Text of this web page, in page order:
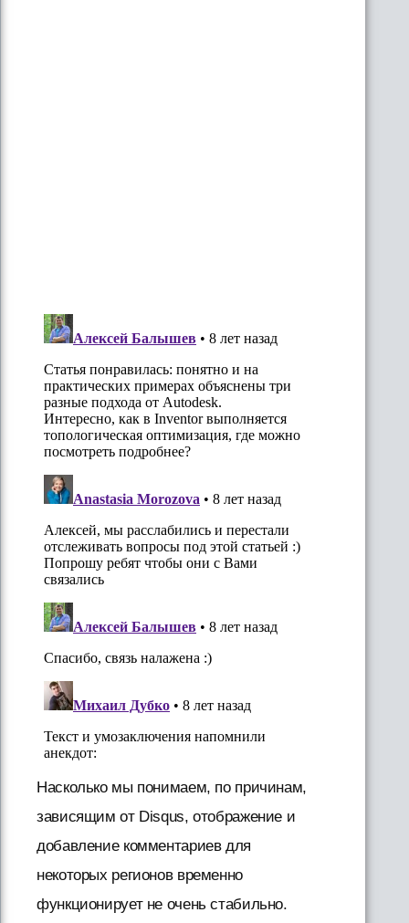
Насколько мы понимаем, по причинам,
зависящим от Disqus, отображение и
добавление комментариев для
некоторых регионов временно
функционирует не очень стабильно.